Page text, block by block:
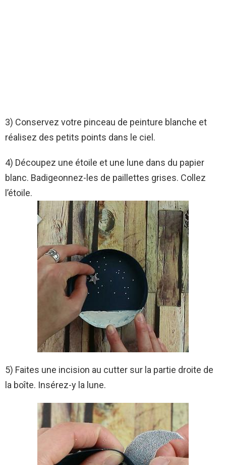
3) Conservez votre pinceau de peinture blanche et
réalisez des petits points dans le ciel.
4) Découpez une étoile et une lune dans du papier
blanc. Badigeonnez-les de paillettes grises. Collez
l’étoile.
5) Faites une incision au cutter sur la partie droite de
la boîte. Insérez-y la lune.